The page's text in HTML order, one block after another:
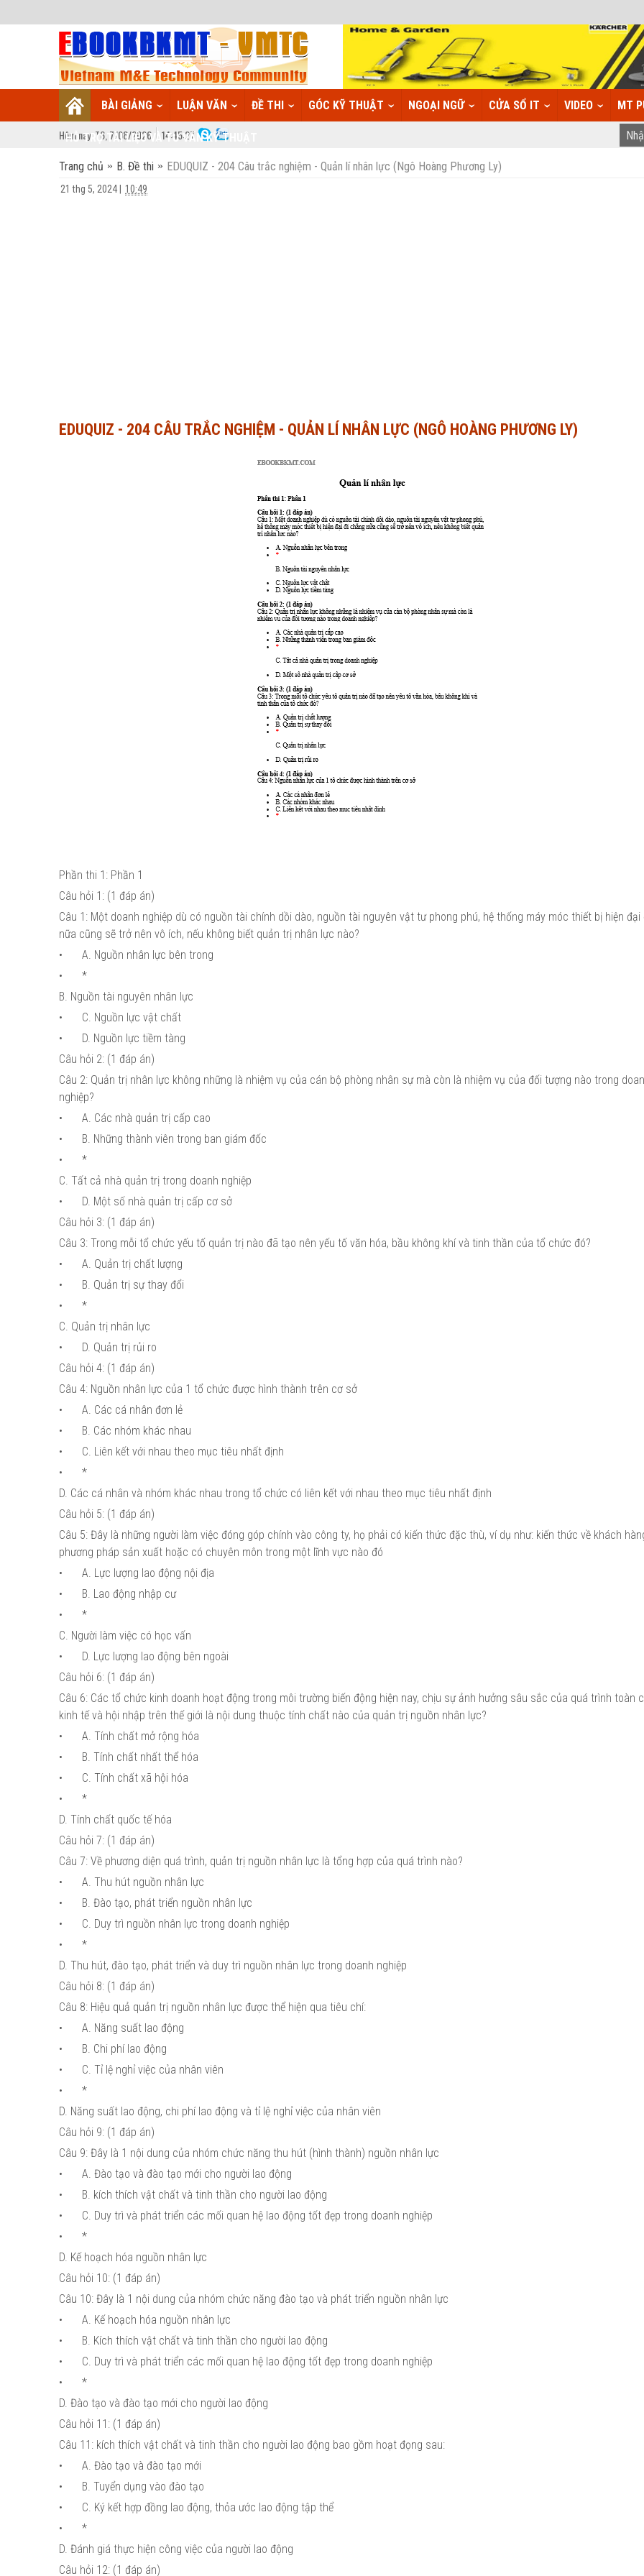
BÀI GIẢNG LUẬN VĂN ĐỀ THI GÓC KỸ THUẬT NGOẠI NGỮ CỬA SỔ IT VIDEO MT
HỖ TRỢ TÀI LIỆU VÀ TƯ VẤN KỸ THUẬT
Hôm nay: T6, 7/08/2026 14:45:28
Trang chủ B. Đề thi EDUQUIZ - 204 Câu trắc nghiệm - Quản lí nhân lực (Ngô Hoàng Phương Ly)
21 thg 5, 2024 10:49
EDUQUIZ - 204 CÂU TRẮC NGHIỆM - QUẢN LÍ NHÂN LỰC (NGÔ HOÀNG PHƯƠNG LY)
Phần thi 1: Phần 1
Câu hỏi 1: (1 đáp án)
Câu 1: Một doanh nghiệp dù có nguồn tài chính dồi dào, nguồn tài nguyên vật tư phong phú, hệ thống máy móc thiết bị hiện đại
nữa cũng sẽ trở nên vô ích, nếu không biết quản trị nhân lực nào?
•
A. Nguồn nhân lực bên trong
•
*
B. Nguồn tài nguyên nhân lực
•
C. Nguồn lực vật chất
•
D. Nguồn lực tiềm tàng
Câu hỏi 2: (1 đáp án)
Câu 2: Quản trị nhân lực không những là nhiệm vụ của cán bộ phòng nhân sự mà còn là nhiệm vụ của đối tượng nào trong
nghiệp?
•
A. Các nhà quản trị cấp cao
•
B. Những thành viên trong ban giám đốc
•
*
C. Tất cả nhà quản trị trong doanh nghiệp
•
D. Một số nhà quản trị cấp cơ sở
Câu hỏi 3: (1 đáp án)
Câu 3: Trong mỗi tổ chức yếu tố quản trị nào đã tạo nên yếu tố văn hóa, bầu không khí và tinh thần của tổ chức đó?
•
A. Quản trị chất lượng
•
B. Quản trị sự thay đổi
•
*
C. Quản trị nhân lực
•
D. Quản trị rủi ro
Câu hỏi 4: (1 đáp án)
Câu 4: Nguồn nhân lực của 1 tổ chức được hình thành trên cơ sở
•
A. Các cá nhân đơn lẻ
•
B. Các nhóm khác nhau
•
C. Liên kết với nhau theo mục tiêu nhất định
•
*
D. Các cá nhân và nhóm khác nhau trong tổ chức có liên kết với nhau theo mục tiêu nhất định
Câu hỏi 5: (1 đáp án)
Câu 5: Đây là những người làm việc đóng góp chính vào công ty, họ phải có kiến thức đặc thù, ví dụ như: kiến thức về khách
phương pháp sản xuất hoặc có chuyên môn trong một lĩnh vực nào đó
•
A. Lực lượng lao động nội địa
•
B. Lao động nhập cư
•
*
C. Người làm việc có học vấn
•
D. Lực lượng lao động bên ngoài
Câu hỏi 6: (1 đáp án)
Câu 6: Các tổ chức kinh doanh hoạt động trong môi trường biến động hiện nay, chịu sự ảnh hưởng sâu sắc của quá trình toàn
kinh tế và hội nhập trên thế giới là nội dung thuộc tính chất nào của quản trị nguồn nhân lực?
•
A. Tính chất mở rộng hóa
•
B. Tính chất nhất thể hóa
•
C. Tính chất xã hội hóa
•
*
D. Tính chất quốc tế hóa
Câu hỏi 7: (1 đáp án)
Câu 7: Về phương diện quá trình, quản trị nguồn nhân lực là tổng hợp của quá trình nào?
•
A. Thu hút nguồn nhân lực
•
B. Đào tạo, phát triển nguồn nhân lực
•
C. Duy trì nguồn nhân lực trong doanh nghiệp
•
*
D. Thu hút, đào tạo, phát triển và duy trì nguồn nhân lực trong doanh nghiệp
Câu hỏi 8: (1 đáp án)
Câu 8: Hiệu quả quản trị nguồn nhân lực được thể hiện qua tiêu chí:
•
A. Năng suất lao động
•
B. Chi phí lao động
•
C. Tỉ lệ nghỉ việc của nhân viên
•
*
D. Năng suất lao động, chi phí lao động và tỉ lệ nghỉ việc của nhân viên
Câu hỏi 9: (1 đáp án)
Câu 9: Đây là 1 nội dung của nhóm chức năng thu hút (hình thành) nguồn nhân lực
•
A. Đào tạo và đào tạo mới cho người lao động
•
B. kích thích vật chất và tinh thần cho người lao động
•
C. Duy trì và phát triển các mối quan hệ lao động tốt đẹp trong doanh nghiệp
•
*
D. Kế hoạch hóa nguồn nhân lực
Câu hỏi 10: (1 đáp án)
Câu 10: Đây là 1 nội dung của nhóm chức năng đào tạo và phát triển nguồn nhân lực
•
A. Kế hoạch hóa nguồn nhân lực
•
B. Kích thích vật chất và tinh thần cho người lao động
•
C. Duy trì và phát triển các mối quan hệ lao động tốt đẹp trong doanh nghiệp
•
*
D. Đào tạo và đào tạo mới cho người lao động
Câu hỏi 11: (1 đáp án)
Câu 11: kích thích vật chất và tinh thần cho người lao động bao gồm hoạt đọng sau:
•
A. Đào tạo và đào tạo mới
•
B. Tuyển dụng vào đào tạo
•
C. Ký kết hợp đồng lao động, thỏa ước lao động tập thể
•
*
D. Đánh giá thực hiện công việc của người lao động
Câu hỏi 12: (1 đáp án)